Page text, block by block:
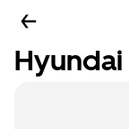
Hyundai